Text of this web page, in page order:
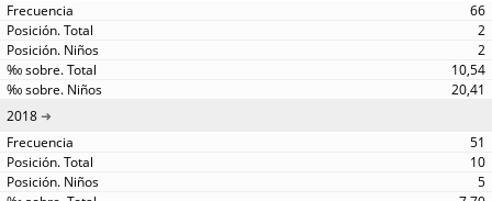
66
2
2
10,54
20,41
2018
51
10
5